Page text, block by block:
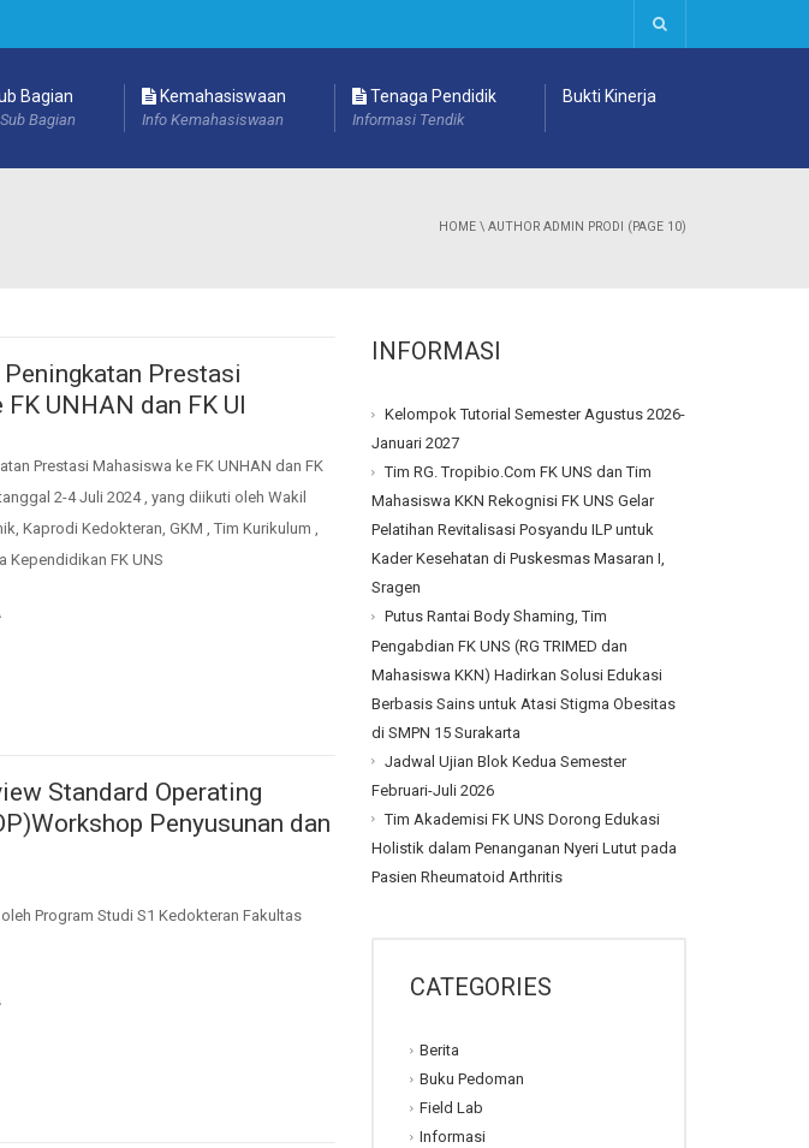
Bagian
Bagian
Kemahasiswaan
Info Kemahasiswaan
Tenaga Pendidik
Informasi Tendik
Bukti Kinerja
HOME \ AUTHOR ADMIN PRODI (PAGE 10)
Prestasi
UNHAN dan FK UI
Prestasi Mahasiswa ke FK UNHAN dan FK
2-4 Juli 2024 , yang diikuti oleh Wakil
Kaprodi Kedokteran, GKM , Tim Kurikulum ,
Kependidikan FK UNS
Standard Operating
Penyusunan dan
Program Studi S1 Kedokteran Fakultas
INFORMASI
Kelompok Tutorial Semester Agustus 2026-
Januari 2027
Tim RG. Tropibio.Com FK UNS dan Tim
Mahasiswa KKN Rekognisi FK UNS Gelar
Pelatihan Revitalisasi Posyandu ILP untuk
Kader Kesehatan di Puskesmas Masaran I,
Sragen
Putus Rantai Body Shaming, Tim
Pengabdian FK UNS (RG TRIMED dan
Mahasiswa KKN) Hadirkan Solusi Edukasi
Berbasis Sains untuk Atasi Stigma Obesitas
di SMPN 15 Surakarta
Jadwal Ujian Blok Kedua Semester
Februari-Juli 2026
Tim Akademisi FK UNS Dorong Edukasi
Holistik dalam Penanganan Nyeri Lutut pada
Pasien Rheumatoid Arthritis
CATEGORIES
Berita
Buku Pedoman
Field Lab
Informasi